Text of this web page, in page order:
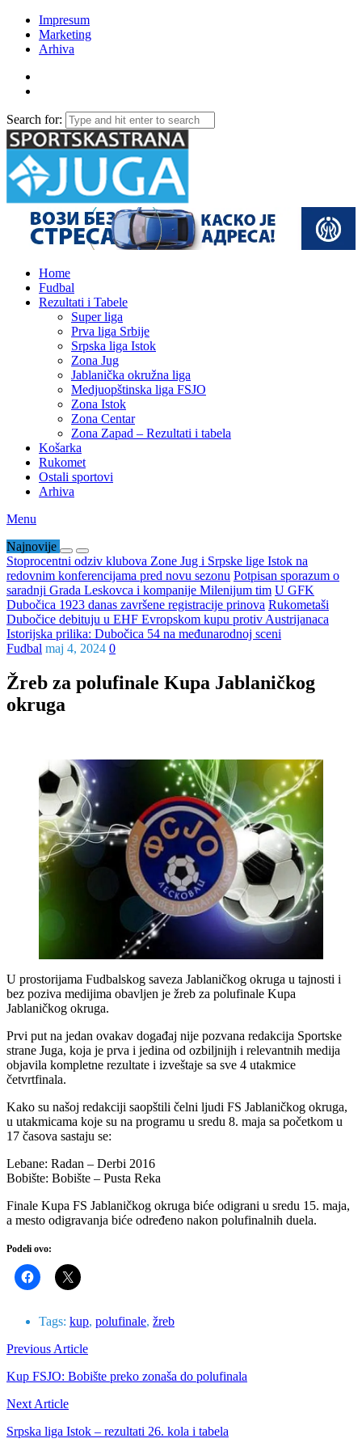
Impresum
Marketing
Arhiva
Search for:
Home
Fudbal
Rezultati i Tabele
Super liga
Prva liga Srbije
Srpska liga Istok
Zona Jug
Jablanička okružna liga
Medjuopštinska liga FSJO
Zona Istok
Zona Centar
Zona Zapad – Rezultati i tabela
Košarka
Rukomet
Ostali sportovi
Arhiva
Menu
Najnovije
Stoprocentni odziv klubova Zone Jug i Srpske lige Istok na
redovnim konferencijama pred novu sezonu Potpisan sporazum o
saradnji Grada Leskovca i kompanije Milenijum tim U GFK
Dubočica 1923 danas završene registracije prinova Rukometaši
Dubočice debituju u EHF Evropskom kupu protiv Austrijanaca
Istorijska prilika: Dubočica 54 na međunarodnoj sceni
Fudbal maj 4, 2024 0
Žreb za polufinale Kupa Jablaničkog
okruga
U prostorijama Fudbalskog saveza Jablaničkog okruga u tajnosti i
bez poziva medijima obavljen je žreb za polufinale Kupa
Jablaničkog okruga.
Prvi put na jedan ovakav događaj nije pozvana redakcija Sportske
strane Juga, koja je prva i jedina od ozbiljnijh i relevantnih medija
objavila kompletne rezultate i izveštaje sa sve 4 utakmice
četvrtfinala.
Kako su našoj redakciji saopštili čelni ljudi FS Jablaničkog okruga,
u utakmicama koje su na programu u sredu 8. maja sa početkom u
17 časova sastaju se:
Lebane: Radan – Derbi 2016
Bobište: Bobište – Pusta Reka
Finale Kupa FS Jablaničkog okruga biće odigrani u sredu 15. maja,
a mesto odigravanja biće određeno nakon polufinalnih duela.
Podeli ovo:
Tags: kup, polufinale, žreb
Previous Article
Kup FSJO: Bobište preko zonaša do polufinala
Next Article
Srpska liga Istok – rezultati 26. kola i tabela